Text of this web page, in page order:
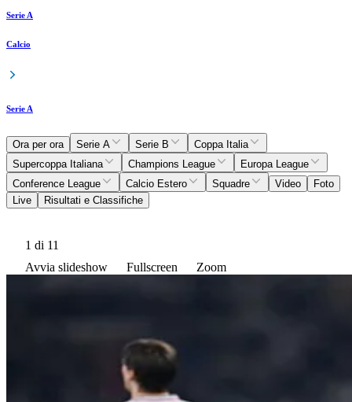
Serie A
Calcio
Serie A
Ora per ora Serie A Serie B
Coppa Italia
Supercoppa Italiana
Champions League
Europa League
Conference League
Calcio Estero Squadre Video
Foto
Live
Risultati e Classifiche
1 di 11
Avvia slideshow
Fullscreen Zoom